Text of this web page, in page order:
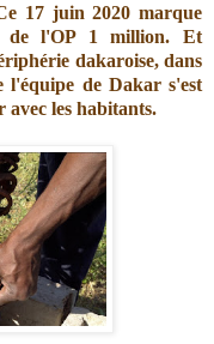
17 juin 2020 marque
de l'OP 1 million. Et
dakaroise, dans
l'équipe de Dakar s'est
les habitants.